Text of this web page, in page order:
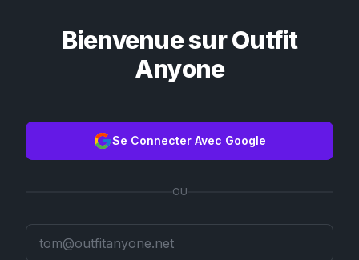
Bienvenue sur Outfit
Anyone
Se Connecter Avec Google
OU